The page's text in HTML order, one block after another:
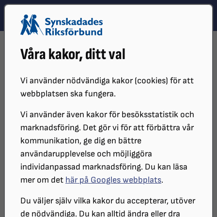
Våra kakor, ditt val
Vi använder nödvändiga kakor (cookies) för att
webbplatsen ska fungera.
Vi använder även kakor för besöksstatistik och
marknadsföring. Det gör vi för att förbättra vår
kommunikation, ge dig en bättre
användarupplevelse och möjliggöra
individanpassad marknadsföring. Du kan läsa
mer om det här på Googles webbplats.
Du väljer själv vilka kakor du accepterar, utöver
de nödvändiga. Du kan alltid ändra eller dra
Hoppa till innehåll
Hoppa till hitta snabbt
DISTRIKT
SRF ÖREBRO LÄN
SYNVINKELN
SYNvinkeln - Februari